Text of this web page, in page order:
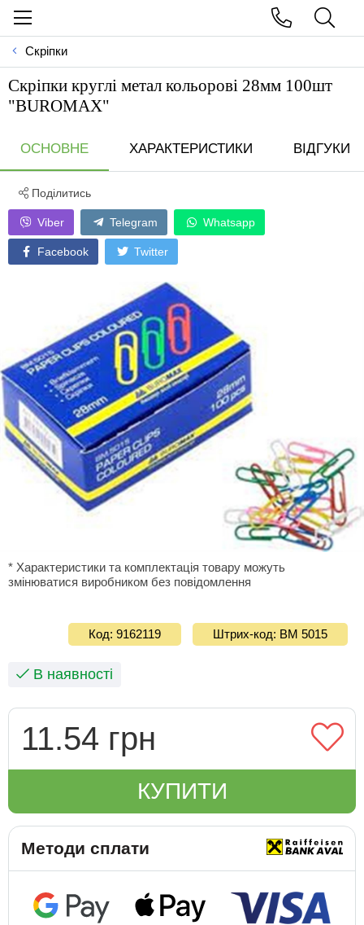
Скріпки
Скріпки круглі метал кольорові 28мм 100шт
"BUROMAX"
ОСНОВНЕ ХАРАКТЕРИСТИКИ ВІДГУКИ
Поділитись
Viber Telegram Whatsapp
Facebook Twitter
* Характеристики та комплектація товару можуть
змінюватися виробником без повідомлення
Код: 9162119 Штрих-код: ВМ 5015
В наявності
11.54 грн
КУПИТИ
Методи сплати